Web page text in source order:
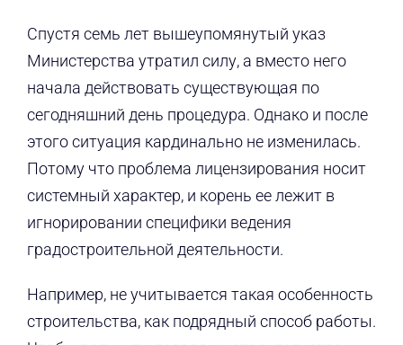
Спустя семь лет вышеупомянутый указ
Министерства утратил силу, а вместо него
начала действовать существующая по
сегодняшний день процедура. Однако и после
этого ситуация кардинально не изменилась.
Потому что проблема лицензирования носит
системный характер, и корень ее лежит в
игнорировании специфики ведения
градостроительной деятельности.
Например, не учитывается такая особенность
строительства, как подрядный способ работы.